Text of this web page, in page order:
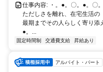
仕事内容: ・。●。〇。●。〇
ただしさを離れ、在宅生活の
最期までその人らしく寄り添
●。...
固定時間制 交通費支給 昇給あり
アルバイト・パート